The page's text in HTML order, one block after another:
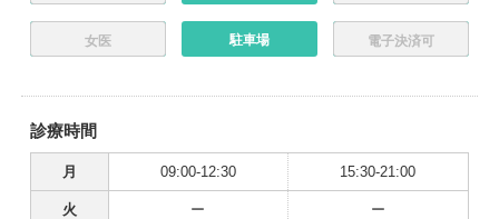
女医 駐車場 電子決済可
診療時間
月 09:00-12:30 15:30-21:00
火 ー ー